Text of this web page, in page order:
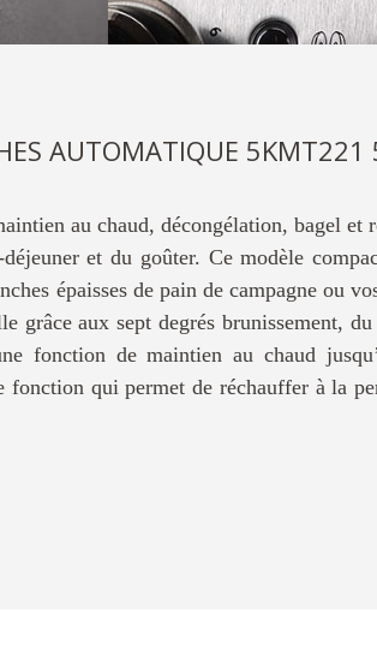
AUTOMATIQUE 5KMT221
au chaud, décongélation, bagel
et du goûter. Ce modèle
épaisses de pain de campagne ou
grâce aux sept degrés brunissement,
fonction de maintien au chaud
fonction qui permet de réchauffer à la